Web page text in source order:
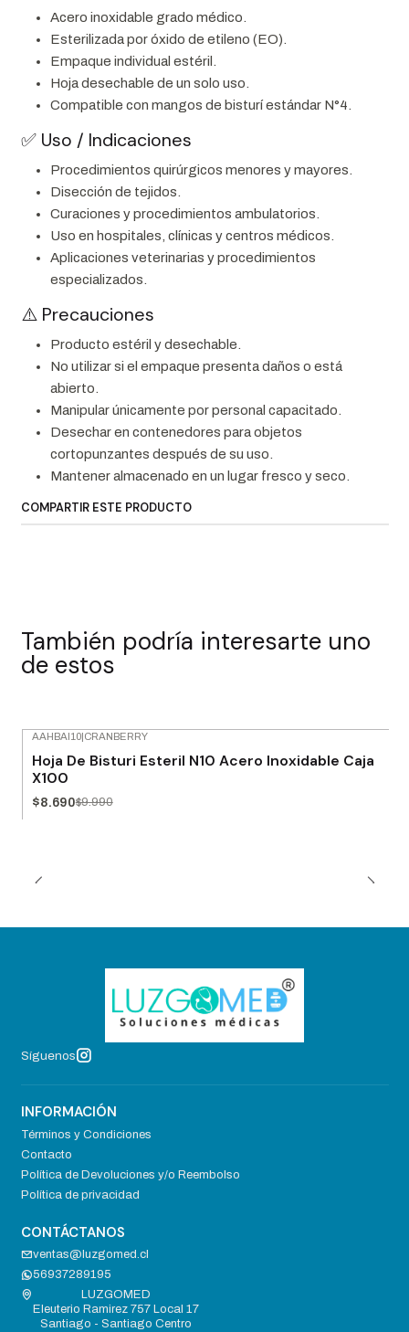
Acero inoxidable grado médico.
Esterilizada por óxido de etileno (EO).
Empaque individual estéril.
Hoja desechable de un solo uso.
Compatible con mangos de bisturí estándar N°4.
✅ Uso / Indicaciones
Procedimientos quirúrgicos menores y mayores.
Disección de tejidos.
Curaciones y procedimientos ambulatorios.
Uso en hospitales, clínicas y centros médicos.
Aplicaciones veterinarias y procedimientos
especializados.
⚠️ Precauciones
Producto estéril y desechable.
No utilizar si el empaque presenta daños o está
abierto.
Manipular únicamente por personal capacitado.
Desechar en contenedores para objetos
cortopunzantes después de su uso.
Mantener almacenado en un lugar fresco y seco.
COMPARTIR ESTE PRODUCTO
También podría interesarte uno
de estos
AAHBAI10|CRANBERRY
Hoja De Bisturi Esteril N10 Acero Inoxidable Caja
X100
$8.690$9.990
Síguenos
INFORMACIÓN
Términos y Condiciones
Contacto
Política de Devoluciones y/o Reembolso
Política de privacidad
CONTÁCTANOS
ventas@luzgomed.cl
56937289195
LUZGOMED
Eleuterio Ramirez 757 Local 17
Santiago - Santiago Centro